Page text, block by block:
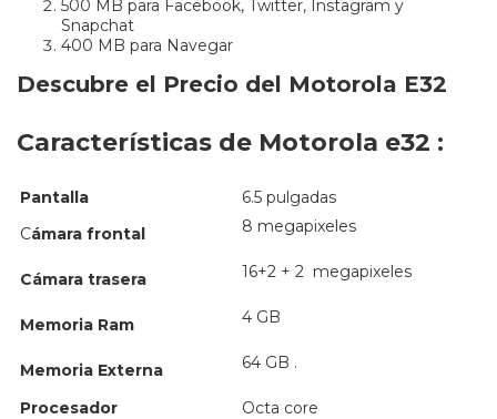
500 MB para Facebook, Twitter, Instagram y
Snapchat
400 MB para Navegar
Descubre el Precio del Motorola E32
Características de Motorola e32 :
Pantalla
6.5 pulgadas
Cámara frontal 8 megapixeles
Cámara trasera 16+2 + 2 megapixeles
Memoria Ram 4 GB
Memoria Externa 64 GB .
Procesador
Octa core